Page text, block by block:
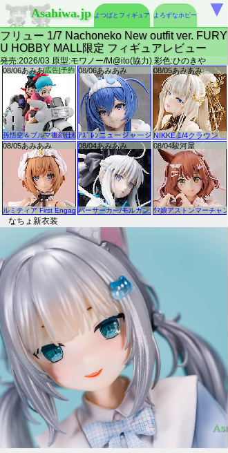
Asahiwa.jp よつばとフィギュア よろずなホビー
フリュー 1/7 Nachoneko New outfit ver. FURY
U HOBBY MALL限定 フィギュアレビュー
発売:2026/03 原型:モワノー/M@ito(協力) 彩色:ひのきや
なちょ新衣装
▼